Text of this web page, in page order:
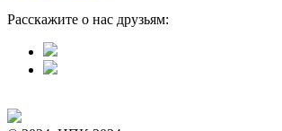
Расскажите о нас друзьям: